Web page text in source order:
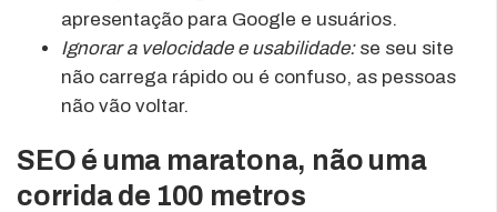
apresentação para Google e usuários.
Ignorar a velocidade e usabilidade:se seu site
não carrega rápido ou é confuso, as pessoas
não vão voltar.
SEO é uma maratona, não uma
corrida de 100 metros